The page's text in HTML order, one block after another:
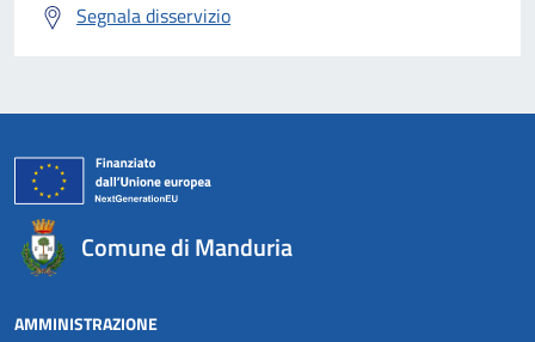
Segnala disservizio
Comune di Manduria
AMMINISTRAZIONE